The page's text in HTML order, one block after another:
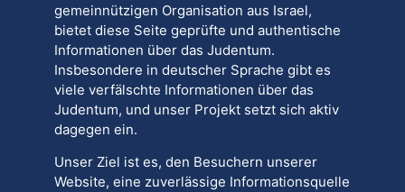
gemeinnützigen Organisation aus Israel,
bietet diese Seite geprüfte und authentische
Informationen über das Judentum.
Insbesondere in deutscher Sprache gibt es
viele verfälschte Informationen über das
Judentum, und unser Projekt setzt sich aktiv
dagegen ein.
Unser Ziel ist es, den Besuchern unserer
Website, eine zuverlässige Informationsquelle